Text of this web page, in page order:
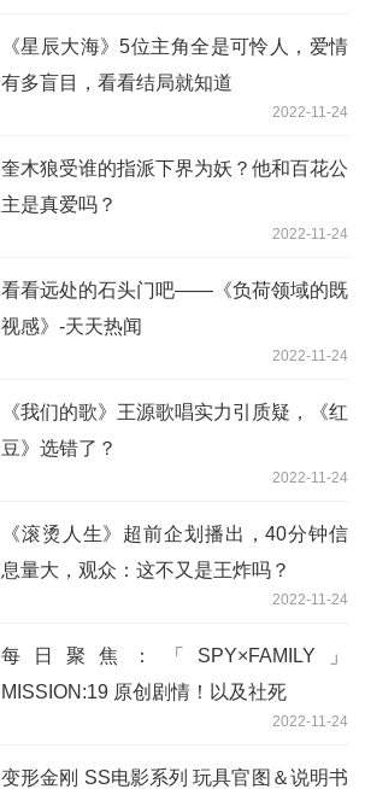
《星辰大海》5位主角全是可怜人，爱情
有多盲目，看看结局就知道
2022-11-24
奎木狼受谁的指派下界为妖？他和百花公
主是真爱吗？
2022-11-24
看看远处的石头门吧——《负荷领域的既
视感》-天天热闻
2022-11-24
《我们的歌》王源歌唱实力引质疑，《红
豆》选错了？
2022-11-24
《滚烫人生》超前企划播出，40分钟信
息量大，观众：这不又是王炸吗？
2022-11-24
每日聚焦：「SPY×FAMILY」
MISSION:19 原创剧情！以及社死
2022-11-24
变形金刚 SS电影系列 玩具官图＆说明书